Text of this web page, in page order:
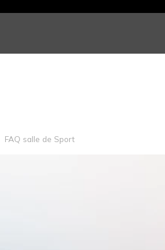
FAQ salle de Sport